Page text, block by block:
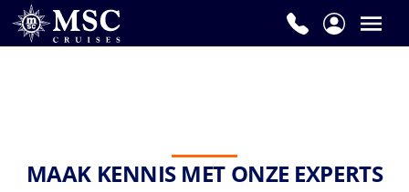
MAAK KENNIS MET ONZE EXPERTS